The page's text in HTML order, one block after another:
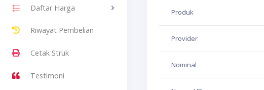
Daftar Harga
Riwayat Pembelian
Cetak Struk
Testimoni
Produk
Provider
Nominal